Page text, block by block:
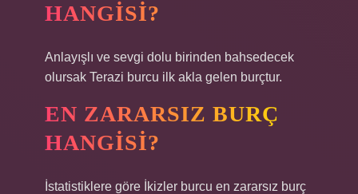
HANGISI?
Anlayışlı ve sevgi dolu birinden bahsedecek
olursak Terazi burcu ilk akla gelen burçtur.
EN ZARARSIZ BURÇ
HANGISI?
İstatistiklere göre İkizler burcu en zararsız burç